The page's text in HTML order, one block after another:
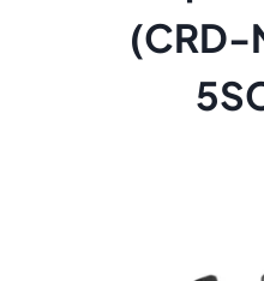
(CRD-